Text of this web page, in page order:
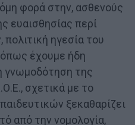
φορά στην, ασθενούς
ευαισθησίας περί
ηγεσία του
όπως έχουμε ήδη
γνωμοδότηση της
σχετικά με το
ξεκαθαρίζει
από την νομολογία,